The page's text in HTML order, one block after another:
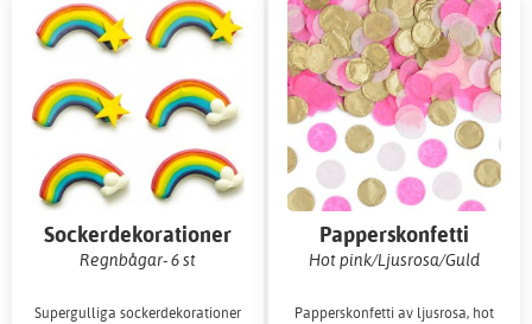
Sockerdekorationer
Regnbågar- 6 st
Supergulliga sockerdekorationer
Papperskonfetti
Hot pink/Ljusrosa/Guld
Papperskonfetti av ljusrosa, hot